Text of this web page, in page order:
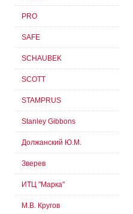
PRO
SAFE
SCHAUBEK
SCOTT
STAMPRUS
Stanley Gibbons
Должанский Ю.М.
Зверев
ИТЦ "Марка"
М.В. Кругов